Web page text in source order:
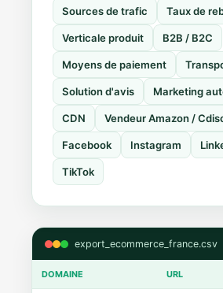
Sources de trafic Taux de
Verticale produit B2B / B2C
Moyens de paiement
Solution d'avis Marketing
CDN Vendeur Amazon /
Facebook Instagram
TikTok
export_ecommerce_france.csv
DOMAINE URL